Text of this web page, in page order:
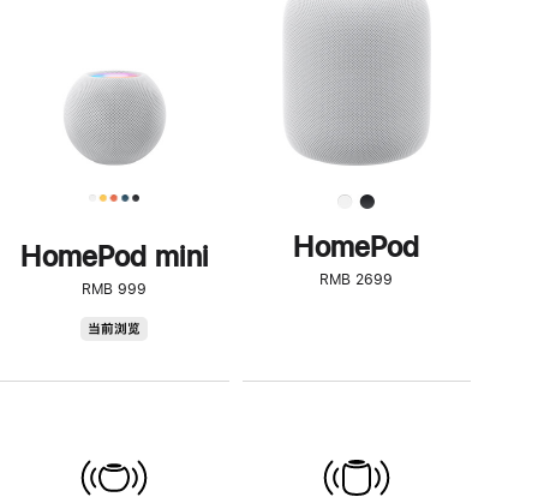
HomePod mini
RMB 999
当前浏览
了
解
HomePod<
HomePod
RMB 2699